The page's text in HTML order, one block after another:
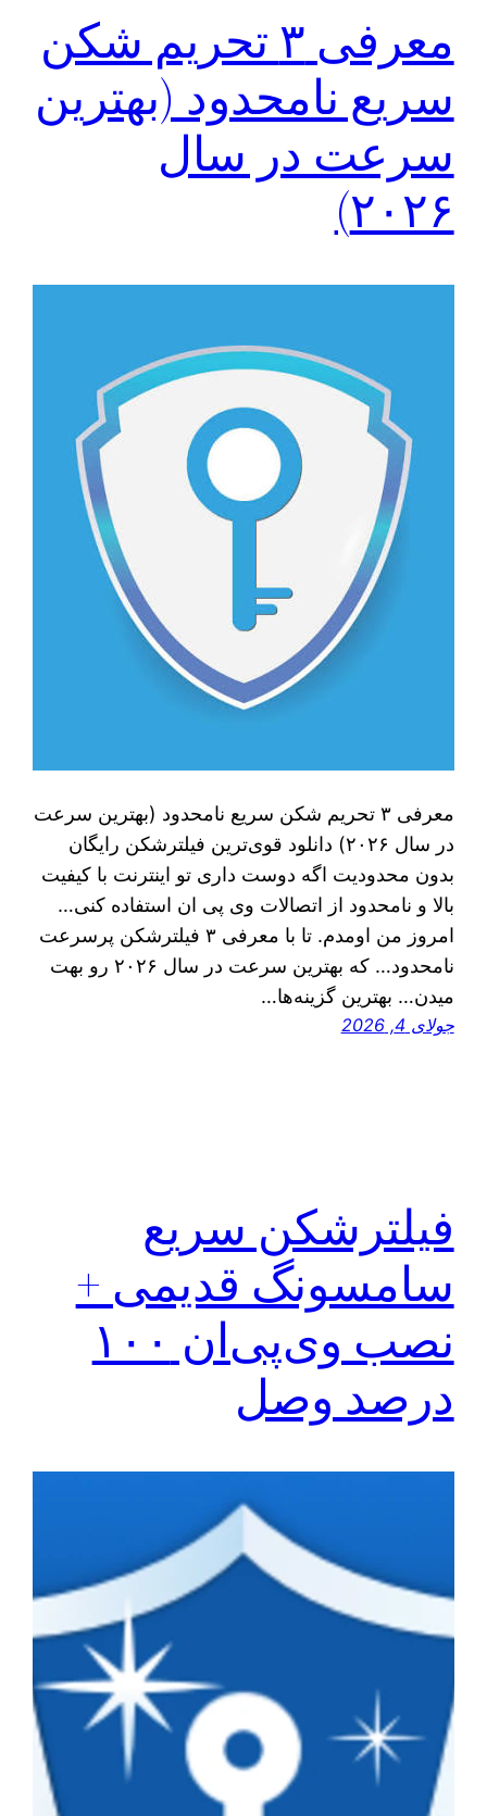
معرفی ۳ تحریم شکن
سریع نامحدود (بهترین
سرعت در سال
۲۰۲۶)
معرفی ۳ تحریم شکن سریع نامحدود (بهترین سرعت
در سال ۲۰۲۶) دانلود قوی‌ترین فیلترشکن رایگان
بدون محدودیت اگه دوست داری تو اینترنت با کیفیت
بالا و نامحدود از اتصالات وی پی ان استفاده کنی…
امروز من اومدم. تا با معرفی ۳ فیلترشکن پرسرعت
نامحدود… که بهترین سرعت در سال ۲۰۲۶ رو بهت
میدن… بهترین گزینه‌ها…
جولای 4, 2026
فیلترشکن سریع
سامسونگ قدیمی +
نصب وی‌پی‌ان ۱۰۰
درصد وصل